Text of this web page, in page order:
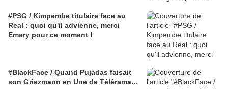
#PSG / Kimpembe titulaire face au
Real : quoi qu'il advienne, merci
Emery pour ce moment !
#BlackFace / Quand Pujadas faisait
son Griezmann en Une de Télérama...